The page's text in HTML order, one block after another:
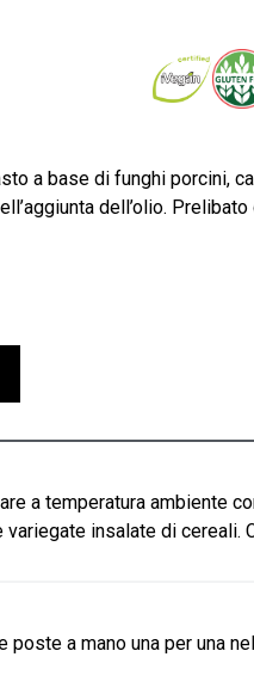
a base di funghi porcini,
dell’olio.
a temperatura ambiente
insalate di cereali.
poste a mano una per una